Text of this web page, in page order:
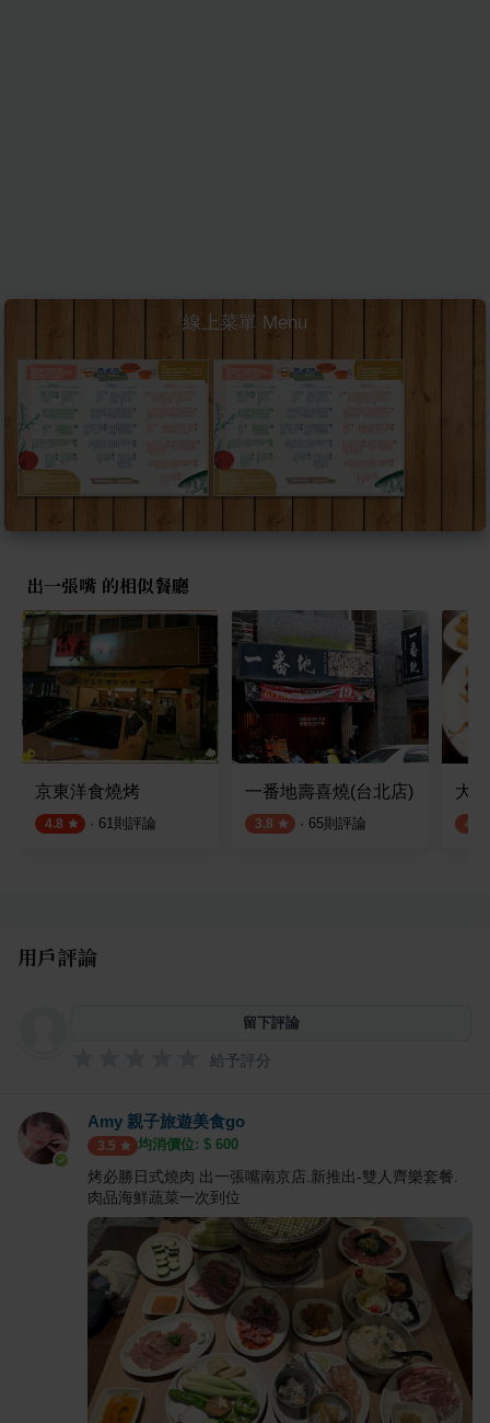
線上菜單 Menu
出一張嘴 的相似餐廳
京東洋食燒烤
4.8 · 61 則評論
一番地壽喜燒(台北店)
3.8 · 65則評論
大
4.1
用戶評論
留下評論
給予評分
Amy 親子旅遊美食go
3.5 均消價位: $ 600
烤必勝日式燒肉 出一張嘴南京店.新推出-雙人齊樂套餐.
肉品海鮮蔬菜一次到位